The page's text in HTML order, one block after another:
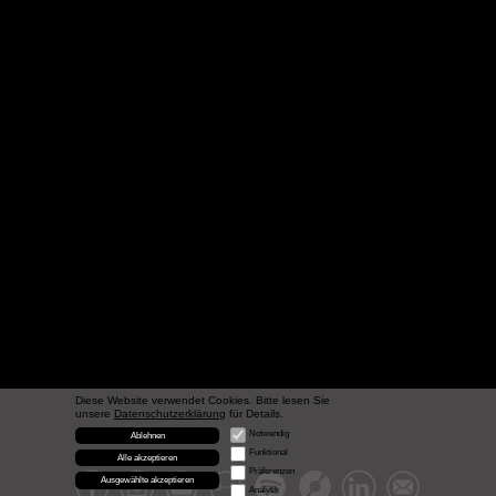
Diese Website verwendet Cookies. Bitte lesen Sie
unsere Datenschutzerklärung für Details.
Ablehnen
Alle akzeptieren
Ausgewählte akzeptieren
Notwendig
Funktional
Präferenzen
Analytik